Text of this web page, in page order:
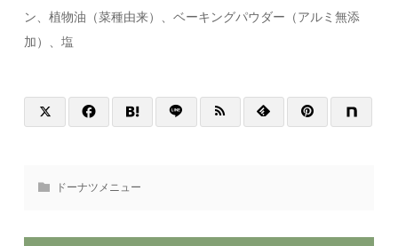
ン、植物油（菜種由来）、ベーキングパウダー（アルミ無添
加）、塩
ドーナツメニュー